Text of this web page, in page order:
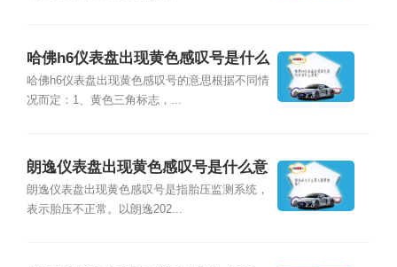
哈佛h6仪表盘出现黄色感叹号是什么
意思？
哈佛h6仪表盘出现黄色感叹号的意思根据不同情
况而定：1、黄色三角标志，...
朗逸仪表盘出现黄色感叹号是什么意
思？
朗逸仪表盘出现黄色感叹号是指胎压监测系统，
表示胎压不正常。以朗逸202...